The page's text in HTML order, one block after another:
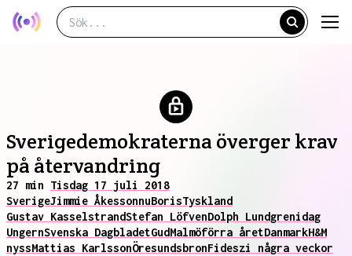
Sverigedemokraterna överger krav
på återvandring
27 min Tisdag 17 juli 2018
SverigeJimmie ÅkessonnuBorisTyskland
Gustav KasselstrandStefan LöfvenDolph Lundgrenidag
UngernSvenska DagbladetGudMalmöförra åretDanmarkH&M
nyssMattias KarlssonÖresundsbronFideszi några veckor